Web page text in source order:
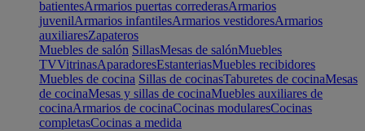
batientesArmarios puertas correderasArmarios
juvenilArmarios infantilesArmarios vestidoresArmarios
auxiliaresZapateros
Muebles de salón SillasMesas de salónMuebles
TVVitrinasAparadoresEstanteriasMuebles recibidores
Muebles de cocina Sillas de cocinasTaburetes de cocinaMesas
de cocinaMesas y sillas de cocinaMuebles auxiliares de
cocinaArmarios de cocinaCocinas modularesCocinas
completasCocinas a medida